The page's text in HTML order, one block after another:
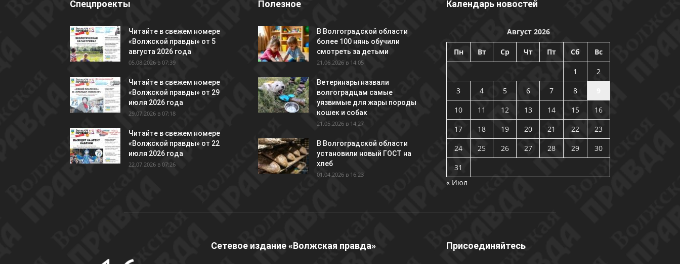
Спецпроекты
Читайте в свежем номере
«Волжской правды» от 5
августа 2026 года
05.08.2026 в 07:39
Читайте в свежем номере
«Волжской правды» от 29
июля 2026 года
29.07.2026 в 07:18
Читайте в свежем номере
«Волжской правды» от 22
июля 2026 года
22.07.2026 в 07:26
Полезное
В Волгоградской области
более 100 нянь обучили
смотреть за детьми
21.06.2026 в 14:05
Ветеринары назвали
волгоградцам самые
уязвимые для жары породы
кошек и собак
21.05.2026 в 14:27
В Волгоградской области
установили новый ГОСТ на
хлеб
01.04.2026 в 16:23
Календарь новостей
Август 2026
Пн Вт Ср Чт Пт Сб Вс
1
2
3
4 5 6 7 8
10
11 12 13 14 15
16
17
18 19 20 21 22
23
24
25 26 27 28 29
30
31
« Июл
Сетевое издание «Волжская правда» Присоединяйтесь